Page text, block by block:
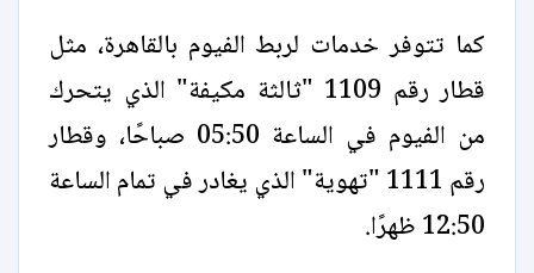
كما تتوفر خدمات لربط الفيوم بالقاهرة، مثل
قطار رقم 1109 "ثالثة مكيفة" الذي يتحرك
من الفيوم في الساعة 05:50 صباحًا، وقطار
رقم 1111 "تهوية" الذي يغادر في تمام الساعة
12:50 ظهرًا.